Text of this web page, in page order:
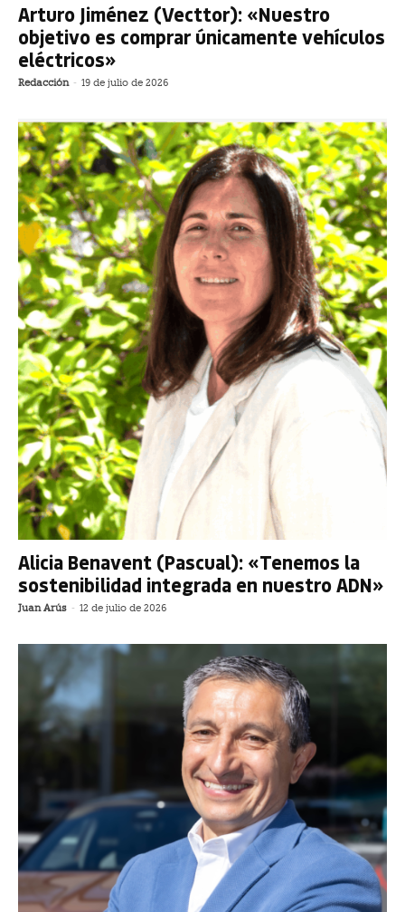
Arturo Jiménez (Vecttor): «Nuestro
objetivo es comprar únicamente vehículos
eléctricos»
Redacción - 19 de julio de 2026
Alicia Benavent (Pascual): «Tenemos la
sostenibilidad integrada en nuestro ADN»
Juan Arús - 12 de julio de 2026